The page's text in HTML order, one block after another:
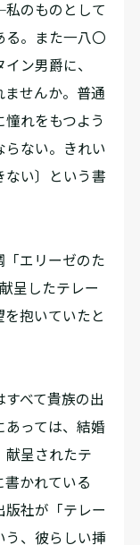
のものとして
。また一八〇
ン男爵に、
ませんか。普通
れをもつよう
ない。きれい
ない〕という書
エリーゼのた
呈したテレー
抱いていたと
べて貴族の出
あっては、結婚
献呈されたテ
書かれている
版社が「テレー
う、彼らしい挿